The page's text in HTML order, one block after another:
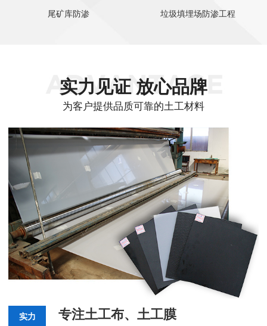
尾矿库防渗 垃圾填埋场防渗工程
实力见证 放心品牌
为客户提供品质可靠的土工材料
实力
专注土工布、土工膜